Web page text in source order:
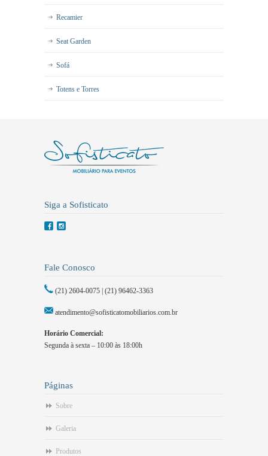
Recamier
Seat Garden
Sofá
Totens e Torres
Siga a Sofisticato
Fale Conosco
(21) 2604-0075 | (21) 96462-3363
atendimento@sofisticatomobiliarios.com.br
Horário Comercial:
Segunda à sexta – 10:00 às 18:00h
Páginas
Sobre
Galeria
Produtos